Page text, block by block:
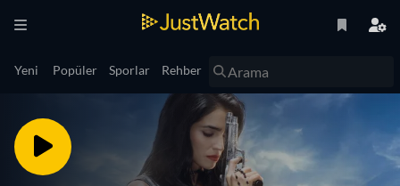
Yeni Popüler Sporlar Rehber